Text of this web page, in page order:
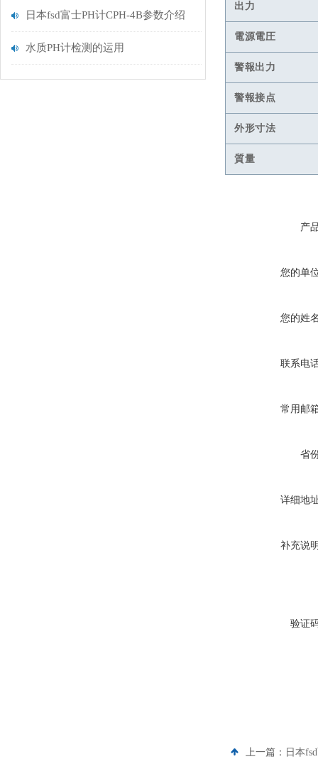
日本fsd富士PH计CPH-4B参数介绍
水质PH计检测的运用
出力
電源電圧
警報出力
警報接点
外形寸法
質量
产
您的单
您的姓
联系电
常用邮
省
详细地
补充说
验证
上一篇： 日本